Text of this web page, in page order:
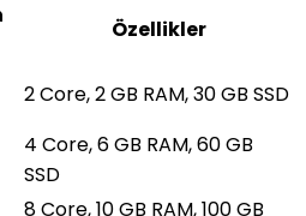
Özellikler
2 Core, 2 GB RAM, 30 GB SSD
4 Core, 6 GB RAM, 60 GB
SSD
8 Core, 10 GB RAM, 100 GB